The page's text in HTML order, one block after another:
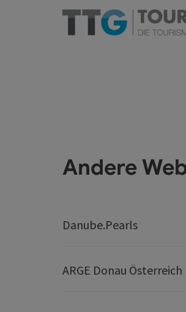
Andere
Danube.Pearls
ARGE Donau Österreich